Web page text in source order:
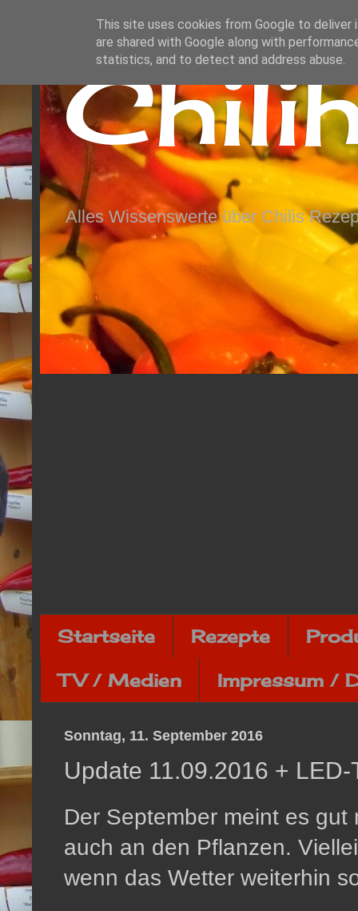
Alles Wissenswerte über Chilis
Startseite Rezepte
TV / Medien Impressum /
Sonntag, 11. September 2016
Update 11.09.2016 +
Der September meint es
auch an den Pflanzen.
wenn das Wetter weiterhin
This site uses cookies from Google to deliver
are shared with Google along with
statistics, and to detect and address abuse.